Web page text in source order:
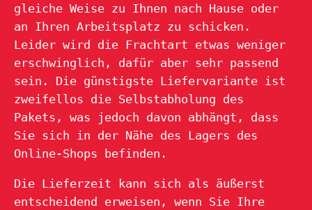
gleiche Weise zu Ihnen nach Hause oder
an Ihren Arbeitsplatz zu schicken.
Leider wird die Frachtart etwas weniger
erschwinglich, dafür aber sehr passend
sein. Die günstigste Liefervariante ist
zweifellos die Selbstabholung des
Pakets, was jedoch davon abhängt, dass
Sie sich in der Nähe des Lagers des
Online-Shops befinden.
Die Lieferzeit kann sich als äußerst
entscheidend erweisen, wenn Sie Ihre